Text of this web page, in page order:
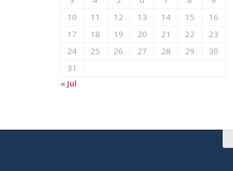
10
11 12 13 14 15
16
17
18 19 20 21 22
23
24
25 26 27 28 29
30
31
« Jul